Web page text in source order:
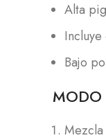
Alta
Bajo
MODO